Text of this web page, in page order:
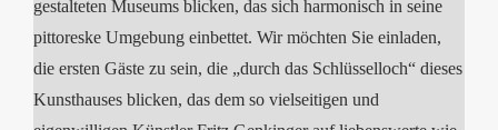
gestalteten Museums blicken, das sich harmonisch in seine
pittoreske Umgebung einbettet. Wir möchten Sie einladen,
die ersten Gäste zu sein, die „durch das Schlüsselloch“ dieses
Kunsthauses blicken, das dem so vielseitigen und